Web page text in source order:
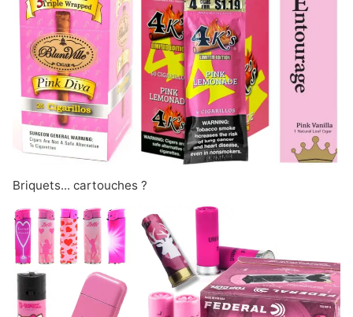
Briquets... cartouches ?